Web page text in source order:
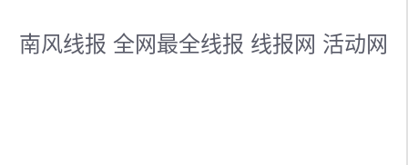
南风线报 全网最全线报 线报网 活动网